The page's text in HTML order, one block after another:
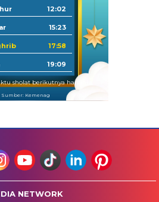
12:02
15:23
17:58
19:09
sholat berikutnya hari ini.
Sumber: Kemenag
NETWORK